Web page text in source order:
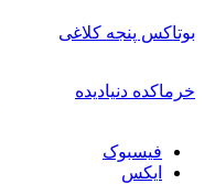
بوتاکس پنجه کلاغی
خرماکده دنیادیده
فیسبوک
ایکس